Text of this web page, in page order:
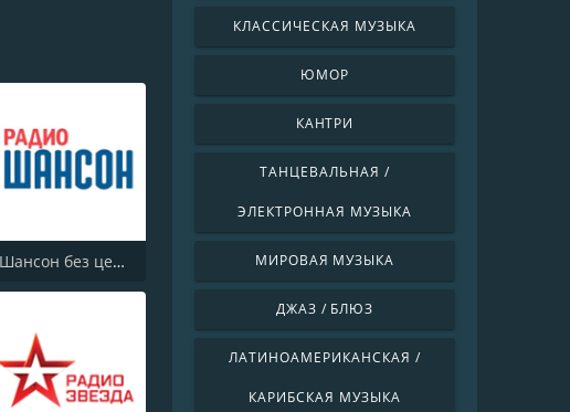
Шансон без цензуры (Shanson bez cenzury)
КЛАССИЧЕСКАЯ МУЗЫКА
ЮМОР
КАНТРИ
ТАНЦЕВАЛЬНАЯ /
ЭЛЕКТРОННАЯ МУЗЫКА
МИРОВАЯ МУЗЫКА
ДЖАЗ / БЛЮЗ
ЛАТИНОАМЕРИКАНСКАЯ /
КАРИБСКАЯ МУЗЫКА